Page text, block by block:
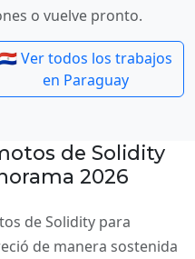
o vuelve pronto.
🇵🇾 Ver todos los trabajos
en Paraguay
de Solidity
2026
de Solidity para
de manera sostenida